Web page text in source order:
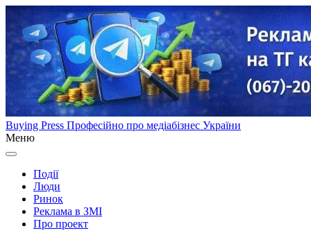
Buying Press Професійно про медіабізнес України
Меню
Події
Люди
Ринок
Реклама в ЗМІ
Про проект